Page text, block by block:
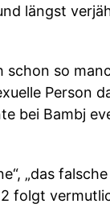
längst
so
Person
bei Bambj
„das
folgt